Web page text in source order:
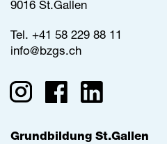
9016 St.Gallen
Tel. +41 58 229 88 11
info@bzgs.ch
Grundbildung St.Gallen